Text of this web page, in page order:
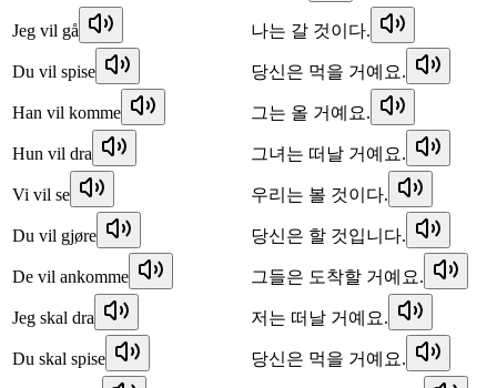
Jeg vil gå 나는 갈 것이다.
Du vil spise 당신은 먹을 거예요.
Han vil komme 그는 올 거예요.
Hun vil dra 그녀는 떠날 거예요.
Vi vil se 우리는 볼 것이다.
Du vil gjøre 당신은 할 것입니다.
De vil ankomme 그들은 도착할 거예요.
Jeg skal dra 저는 떠날 거예요.
Du skal spise 당신은 먹을 거예요.